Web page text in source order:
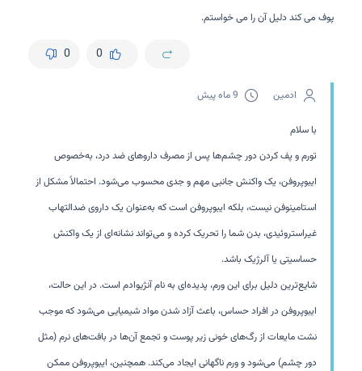
پوف می کند دلیل آن را می خواستم.
0
0
ادمین 9 ماه پیش
با سلام
تورم و پف کردن دور چشم‌ها پس از مصرف داروهای ضد درد، به‌خصوص
ایبوپروفن، یک واکنش جانبی مهم و جدی محسوب می‌شود. احتمالاً مشکل از
استامینوفن نیست، بلکه ایبوپروفن است که به‌عنوان یک داروی ضدالتهاب
غیراستروئیدی، بدن شما را تحریک کرده و می‌تواند نشانه‌ای از یک واکنش
حساسیتی یا آلرژیک باشد.
شایع‌ترین دلیل برای این ورم، پدیده‌ای به نام آنژیوادم است. در این حالت،
ایبوپروفن در افراد حساس، باعث آزاد شدن مواد شیمیایی می‌شود که موجب
نشت مایعات از رگ‌های خونی زیر پوست و تجمع آن‌ها در بافت‌های نرم (مثل
دور چشم) می‌شود و ورم ناگهانی ایجاد می‌کند. همچنین، ایبوپروفن ممکن